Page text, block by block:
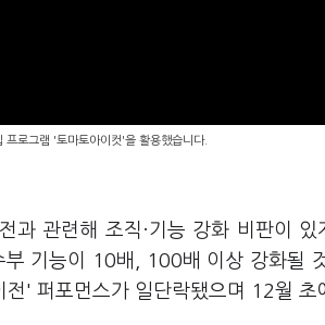
프로그램 '토마토아이컷'을 활용했습니다.
과 관련해 조직·기능 강화 비판이
기능이 10배, 100배 이상 강화될
' 퍼포먼스가 일단락됐으며 12월 초